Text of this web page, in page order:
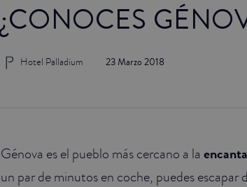
¿CONOCES
23 Marzo 2018
Hotel Palladium
Génova es el pueblo más cercano a la
un par de minutos en coche, puedes escapar